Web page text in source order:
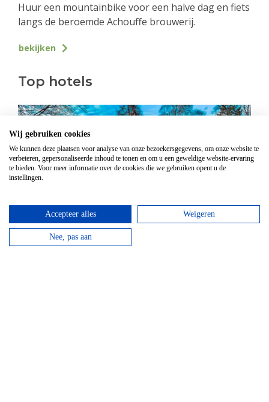
Huur een mountainbike voor een halve dag en fiets
langs de beroemde Achouffe brouwerij.
bekijken
Top hotels
Wij gebruiken cookies
We kunnen deze plaatsen voor analyse van onze bezoekersgegevens, om onze website te
verbeteren, gepersonaliseerde inhoud te tonen en om u een geweldige website-ervaring
te bieden. Voor meer informatie over de cookies die we gebruiken opent u de
instellingen.
Accepteer alles Weigeren
Nee, pas aan